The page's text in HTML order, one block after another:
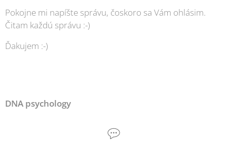
Pokojne mi napíšte správu, čoskoro sa Vám ohlásim.
Čitam každú správu :-)
Ďakujem :-)
DNA psychology